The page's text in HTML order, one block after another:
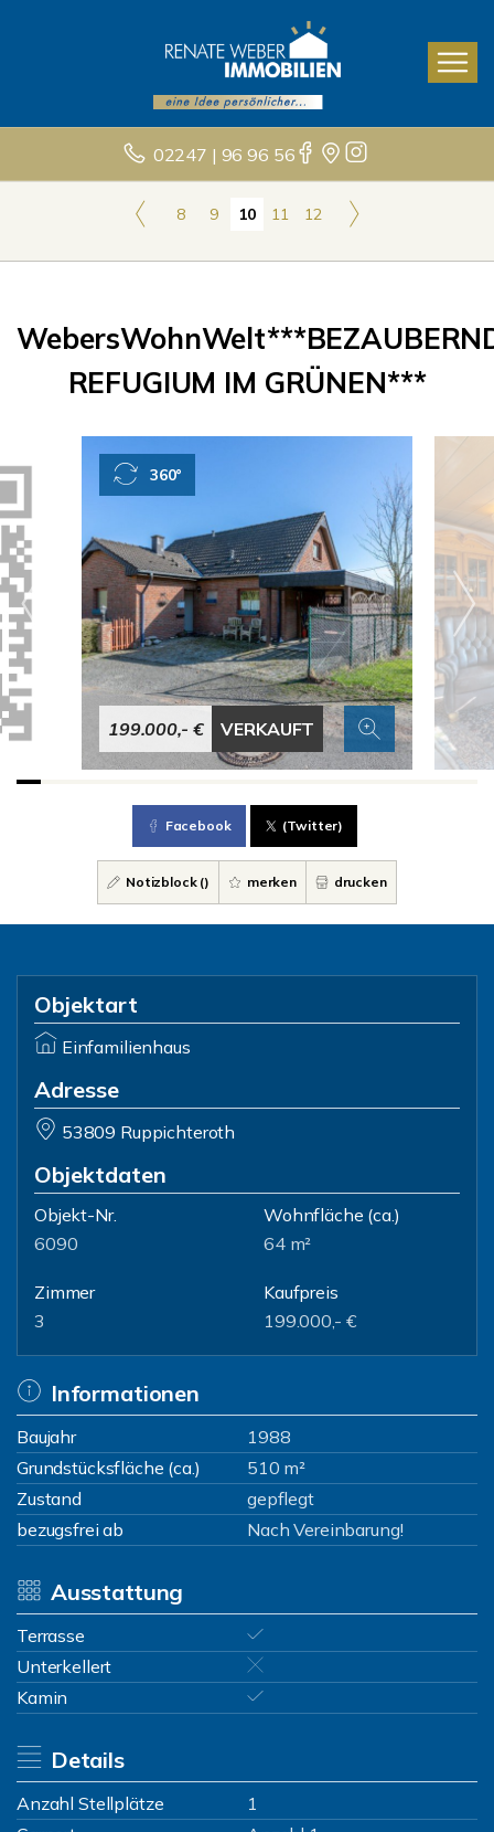
02247 | 96 96 56
8 9 10 11 12
REFUGIUM IM GRÜNEN***
199.000,- € VERKAUFT
360°
Facebook (Twitter)
Notizblock () merken drucken
Objektart
Einfamilienhaus
Adresse
53809 Ruppichteroth
Objektdaten
Objekt-Nr.
6090
Wohnfläche (ca.)
64 m²
Zimmer
3
Kaufpreis
199.000,- €
Informationen
Baujahr
1988
Grundstücksfläche (ca.)
510 m²
Zustand
gepflegt
bezugsfrei ab
Nach Vereinbarung!
Ausstattung
Terrasse
Unterkellert
Kamin
Details
Anzahl Stellplätze
1